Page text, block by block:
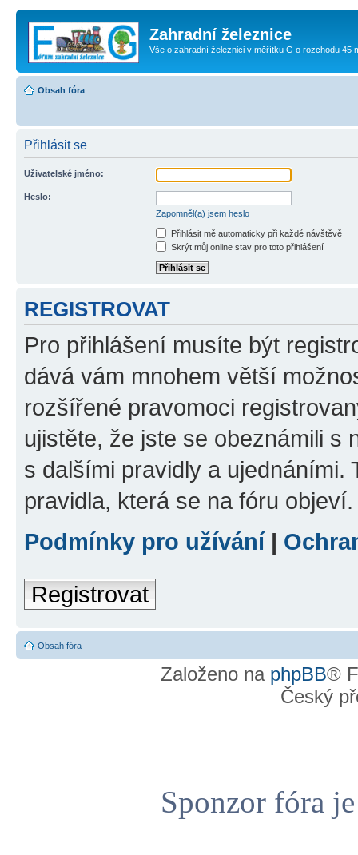
Zahradní železnice
Vše o zahradní železnici v měřítku G o rozchodu 45
Obsah fóra
Přihlásit se
Uživatelské jméno:
Heslo:
Zapomněl(a) jsem heslo
Přihlásit mě automaticky při každé návštěvě
Skrýt můj online stav pro toto přihlášení
REGISTROVAT
Pro přihlášení musíte být
dává vám mnohem větší
rozšířené pravomoci
ujistěte, že jste se obeznámili s
s dalšími pravidly a ujednáními.
pravidla, která se na fóru objeví.
Podmínky pro užívání |
Registrovat
Obsah fóra
Založeno na phpBB®
Český
Sponzor fóra